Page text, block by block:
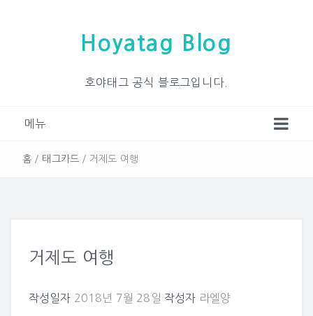
Hoyatag Blog
호야태그 공식 블로그입니다.
메뉴
홈 / 태그카드 / 거제도 여행
거제도 여행
작성일자 2018년 7월 28일 작성자 라엘양